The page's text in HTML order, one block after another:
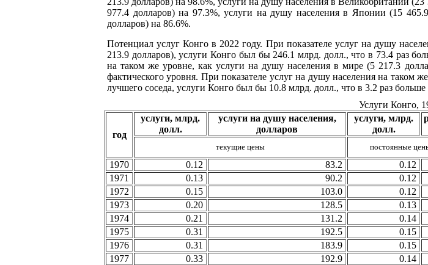
977.4 долларов) на 97.3%, услуги на душу населения в Японии (15
долларов) на 86.6%.
Потенциал услуг Конго в 2022 году. При показателе услуг на душу
213.9 долларов), услуги Конго был бы 246.1 млрд. долл., что в 73.4 раз
на таком же уровне, как услуги на душу населения в мире (5 217.3
фактического уровня. При показателе услуг на душу населения на таком
лучшего соседа, услуги Конго был бы 10.8 млрд. долл., что в 3.2 раз больше
Услуги Конго,
год
услуги, млрд.
долл.
услуги на душу населения,
долларов
услуги, млрд.
долл.
текущие цены постоянные
1970 0.12 83.2 0.12
1971
0.13 90.2 0.12
1972
0.15 103.0 0.12
1973
0.20 128.5 0.13
1974
0.21 131.2 0.14
1975
0.31 192.5 0.15
1976
0.31 183.9 0.15
1977
0.33 192.9 0.14